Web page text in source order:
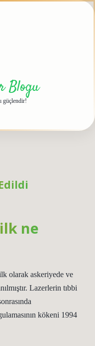
Blogu
güçlendir!
ne
olarak askeriyede ve
Lazerlerin tıbbi
kökeni 1994